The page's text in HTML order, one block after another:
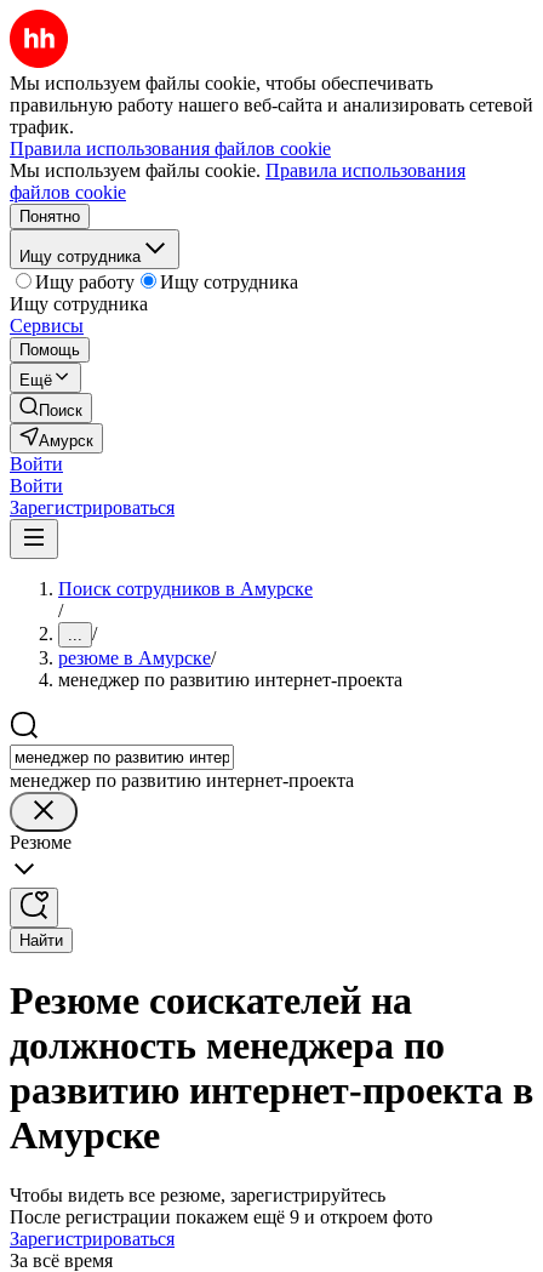
Мы используем файлы cookie, чтобы обеспечивать
правильную работу нашего веб-сайта и анализировать сетевой
трафик.
Правила использования файлов cookie
Мы используем файлы cookie. Правила использования
файлов cookie
Понятно
Ищу сотрудника
Ищу работу
Ищу сотрудника
Ищу сотрудника
Сервисы
Помощь
Ещё
Поиск
Амурск
Войти
Войти
Зарегистрироваться
Поиск сотрудников в Амурске
/
... /
резюме в Амурске/
менеджер по развитию интернет-проекта
менеджер по развитию интернет-проекта
Резюме
Найти
Резюме соискателей на
должность менеджера по
развитию интернет-проекта в
Амурске
Чтобы видеть все резюме, зарегистрируйтесь
После регистрации покажем ещё 9 и откроем фото
Зарегистрироваться
За всё время